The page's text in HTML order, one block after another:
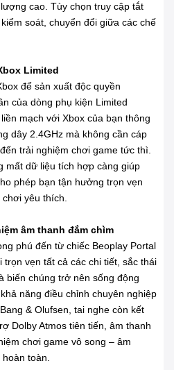
cao. Tùy chọn truy cập tắt
soát, chuyển đổi giữa các chế
Limited
để sản xuất độc quyền
của dòng phụ kiện Limited
mạch với Xbox của bạn thông
dây 2.4GHz mà không cần cáp
trải nghiệm chơi game tức thì.
mất dữ liệu tích hợp càng giúp
phép bạn tận hưởng trọn vẹn
yêu thích.
âm thanh đắm chìm
phú đến từ chiếc Beoplay Portal
trọn vẹn tất cả các chi tiết, sắc thái
biến chúng trở nên sống động
năng điều chỉnh chuyên nghiệp
& Olufsen, tai nghe còn kết
Dolby Atmos tiên tiến, âm thanh
chơi game vô song – âm
toàn.